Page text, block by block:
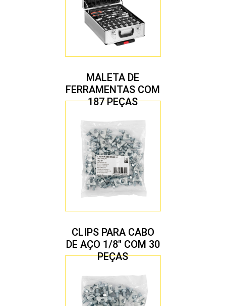
MALETA DE
FERRAMENTAS COM
187 PEÇAS
CLIPS PARA CABO
DE AÇO 1/8″ COM 30
PEÇAS